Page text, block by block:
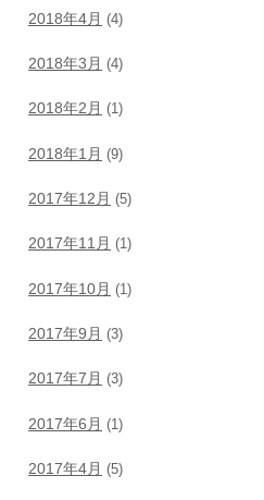
2018年4月 (4)
2018年3月 (4)
2018年2月 (1)
2018年1月 (9)
2017年12月 (5)
2017年11月 (1)
2017年10月 (1)
2017年9月 (3)
2017年7月 (3)
2017年6月 (1)
2017年4月 (5)